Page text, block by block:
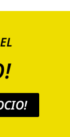
24/25
€ 26,00